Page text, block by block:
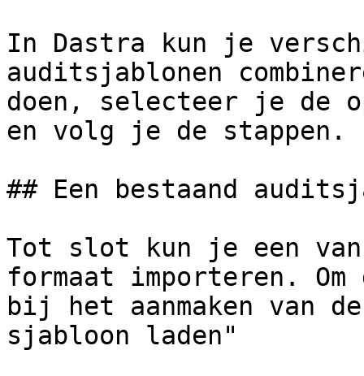
In Dastra kun je
auditsjablonen
doen, selecteer je de
en volg je de stappen.
## Een bestaand
Tot slot kun je een
formaat importeren.
bij het aanmaken van
sjabloon laden"